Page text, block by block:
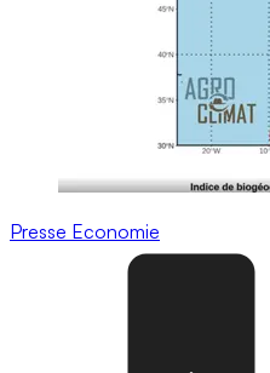
Presse Economie